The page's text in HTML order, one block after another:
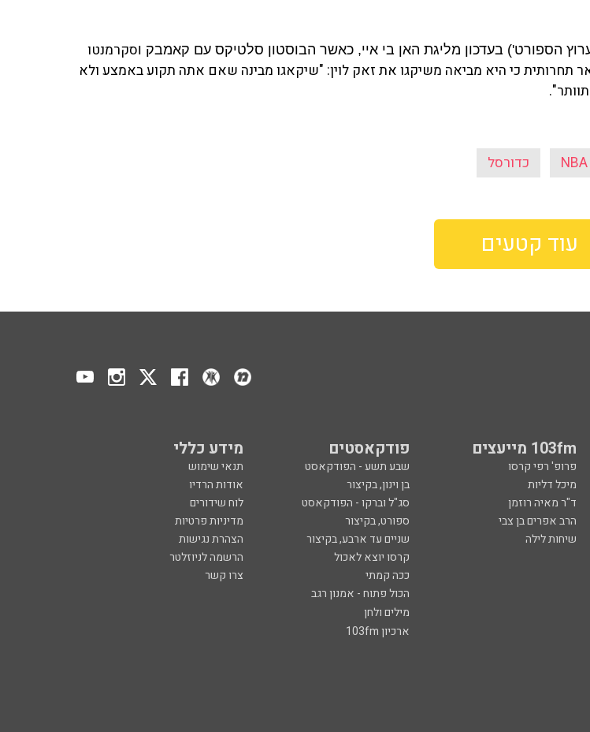
הספורט') בעדכון מליגת האן בי איי, כאשר הבוסטון סלטיקס עם קאמבק וסקרמנטו
תחרותית כי היא מביאה משיקגו את זאק לוין: "שיקאגו מבינה שאם אתה תקוע באמצע ולא
NBA כדורסל
עוד קטעים
103fm מייעצים פודקאסטים מידע כללי
פרופ' רפי קרסו שבע תשע - הפודקאסט
תנאי שימוש
מיכל דליות בן וינון, בקיצור
אודות הרדיו
ד"ר מאיה רוזמן סג"ל וברקו - הפודקאסט
לוח שידורים
הרב אפרים בן צבי ספורט, בקיצור
מדיניות פרטיות
שיחות לילה שניים עד ארבע, בקיצור
הצהרת נגישות
קרסו יוצא לאכול
הרשמה לניוזלטר
ככה קמתי
צרו קשר
הכול פתוח - אמנון רגב
מילים ולחן
ארכיון 103fm